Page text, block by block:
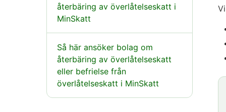
återbäring av överlåtelseskatt i
MinSkatt
Så här ansöker bolag om
återbäring av överlåtelseskatt
eller befrielse från
överlåtelseskatt i MinSkatt